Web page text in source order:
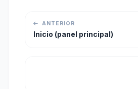
ANTERIOR
Inicio (panel principal)